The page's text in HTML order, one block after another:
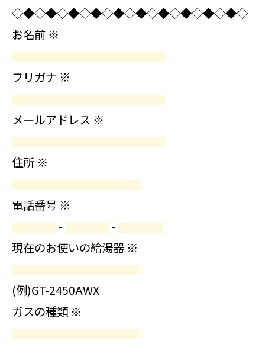
◇◆◇◆◇◆◇◆◇◆◇◆◇◆◇◆◇◆◇◆◇
お名前 ※
フリガナ ※
メールアドレス ※
住所 ※
電話番号 ※
-
-
現在のお使いの給湯器 ※
(例)GT-2450AWX
ガスの種類 ※